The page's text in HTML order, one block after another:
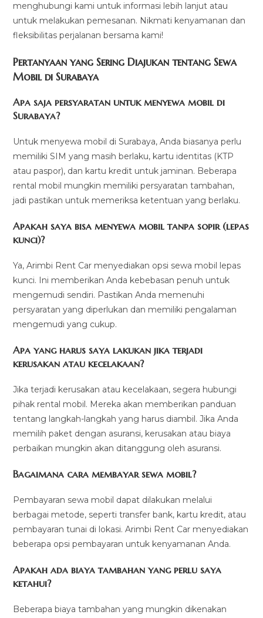
menghubungi kami untuk informasi lebih lanjut atau
untuk melakukan pemesanan. Nikmati kenyamanan dan
fleksibilitas perjalanan bersama kami!
Pertanyaan yang Sering Diajukan tentang Sewa
Mobil di Surabaya
Apa saja persyaratan untuk menyewa mobil di
Surabaya?
Untuk menyewa mobil di Surabaya, Anda biasanya perlu
memiliki SIM yang masih berlaku, kartu identitas (KTP
atau paspor), dan kartu kredit untuk jaminan. Beberapa
rental mobil mungkin memiliki persyaratan tambahan,
jadi pastikan untuk memeriksa ketentuan yang berlaku.
Apakah saya bisa menyewa mobil tanpa sopir (lepas
kunci)?
Ya, Arimbi Rent Car menyediakan opsi sewa mobil lepas
kunci. Ini memberikan Anda kebebasan penuh untuk
mengemudi sendiri. Pastikan Anda memenuhi
persyaratan yang diperlukan dan memiliki pengalaman
mengemudi yang cukup.
Apa yang harus saya lakukan jika terjadi
kerusakan atau kecelakaan?
Jika terjadi kerusakan atau kecelakaan, segera hubungi
pihak rental mobil. Mereka akan memberikan panduan
tentang langkah-langkah yang harus diambil. Jika Anda
memilih paket dengan asuransi, kerusakan atau biaya
perbaikan mungkin akan ditanggung oleh asuransi.
Bagaimana cara membayar sewa mobil?
Pembayaran sewa mobil dapat dilakukan melalui
berbagai metode, seperti transfer bank, kartu kredit, atau
pembayaran tunai di lokasi. Arimbi Rent Car menyediakan
beberapa opsi pembayaran untuk kenyamanan Anda.
Apakah ada biaya tambahan yang perlu saya
ketahui?
Beberapa biaya tambahan yang mungkin dikenakan